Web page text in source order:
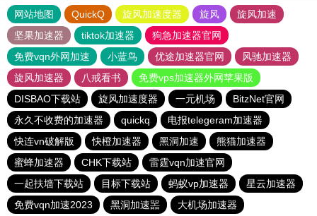
网站地图 QuickQ 旋风加速度器 旋风
旋风加速
坚果加速器
tiktok加速器
狗急加速器官网
免费vqn外网加速
小蓝鸟 优途加速器官网
风驰加速器
旋风加速器
八戒看书
免费vps加速器外网苹果版
DISBAO下载站
旋风加速度器 一元机场
BitzNet官网
永久不收费的加速器
quickq
电报telegeram加速器
快连vn破解版
快橙加速器 黑洞加速
熊猫加速器
蜜蜂加速器
CHK下载站
雷霆vqn加速官网
一起扶墙下载站
目标下载站 蚂蚁vp加速器
星云加速器
免费vqn加速2023
黑洞加速噐 大机场加速器